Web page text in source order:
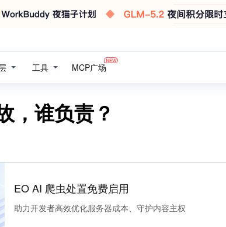
工具 MCP广场
，谁负责？
EO AI 爬虫处置免费启用
助力开发者高效优化服务器成本、守护内容主权